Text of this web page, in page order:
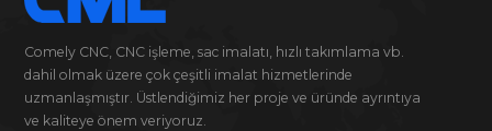
Comely CNC, CNC işleme, sac imalatı, hızlı takımlama vb.
dahil olmak üzere çok çeşitli imalat hizmetlerinde
uzmanlaşmıştır. Üstlendiğimiz her proje ve üründe ayrıntıya
ve kaliteye önem veriyoruz.